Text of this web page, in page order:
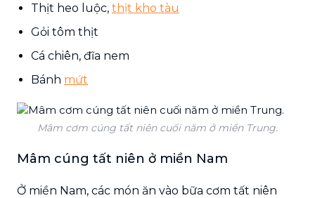
Thịt heo luộc, thịt kho tàu
Gỏi tôm thịt
Cá chiên, đĩa nem
Bánh mứt
Mâm cơm cúng tất niên cuối năm ở miền Trung.
Mâm cúng tất niên ở miền Nam
Ở miền Nam, các món ăn vào bữa cơm tất niên